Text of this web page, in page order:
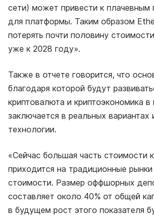
сети) может привести к плачевным
для платформы. Таким образом
потерять почти половину
уже к 2028 году».
Также в отчете говорится, что
благодаря которой будут
криптовалюта и криптоэкономика
заключается в реальных вариантах
технологии.
«Сейчас большая часть стоимости
приходится на традиционные рынки
стоимости. Размер оффшорных
составляет около 40% от общей
в будущем рост этого показателя